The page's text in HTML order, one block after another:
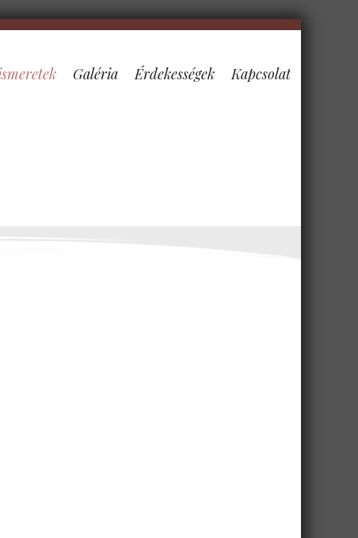
Galéria Érdekességek Kapcsolat